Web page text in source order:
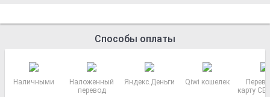
Способы оплаты
Наличными
Наложенный
перевод
Яндекс.Деньги Qiwi кошелек
карту